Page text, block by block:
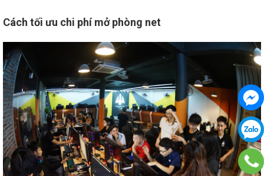
Cách tối ưu chi phí mở phòng net